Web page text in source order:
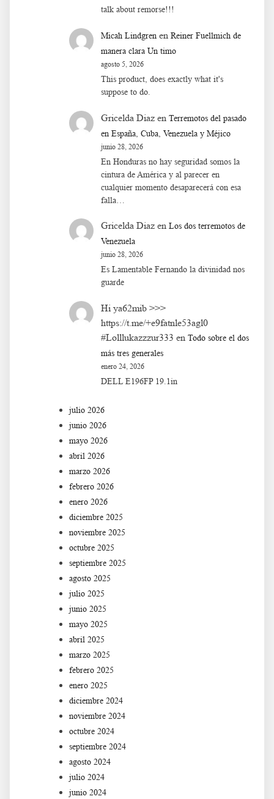
talk about remorse!!!
Micah Lindgren en Reiner Fuellmich de
manera clara Un timo
agosto 5, 2026
This product, does exactly what it's
suppose to do.
Gricelda Diaz en Terremotos del pasado
en España, Cuba, Venezuela y Méjico
junio 28, 2026
En Honduras no hay seguridad somos la
cintura de América y al parecer en
cualquier momento desaparecerá con esa
falla…
Gricelda Diaz en Los dos terremotos de
Venezuela
junio 28, 2026
Es Lamentable Fernando la divinidad nos
guarde
Hi ya62mib >>>
https://t.me/+e9fatnle53agl0
#Lolllukazzzur333 en Todo sobre el dos
más tres generales
enero 24, 2026
DELL E196FP 19.1in
julio 2026
junio 2026
mayo 2026
abril 2026
marzo 2026
febrero 2026
enero 2026
diciembre 2025
noviembre 2025
octubre 2025
septiembre 2025
agosto 2025
julio 2025
junio 2025
mayo 2025
abril 2025
marzo 2025
febrero 2025
enero 2025
diciembre 2024
noviembre 2024
octubre 2024
septiembre 2024
agosto 2024
julio 2024
junio 2024